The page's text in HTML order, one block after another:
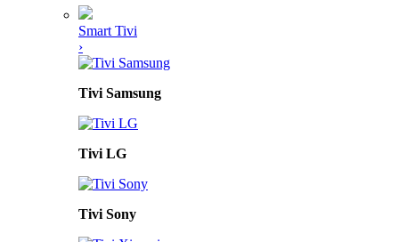
Smart Tivi
›
Tivi Samsung
Tivi LG
Tivi Sony